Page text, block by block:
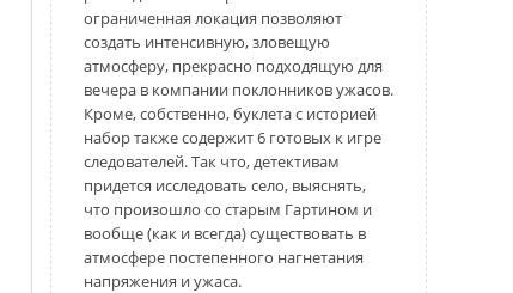
ограниченная локация позволяют
создать интенсивную, зловещую
атмосферу, прекрасно подходящую для
вечера в компании поклонников ужасов.
Кроме, собственно, буклета с историей
набор также содержит 6 готовых к игре
следователей. Так что, детективам
придется исследовать село, выяснять,
что произошло со старым Гартином и
вообще (как и всегда) существовать в
атмосфере постепенного нагнетания
напряжения и ужаса.